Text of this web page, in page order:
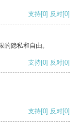
支持[0] 反对[0]
隐私和自由。
支持[0] 反对[0]
支持[0] 反对[0]